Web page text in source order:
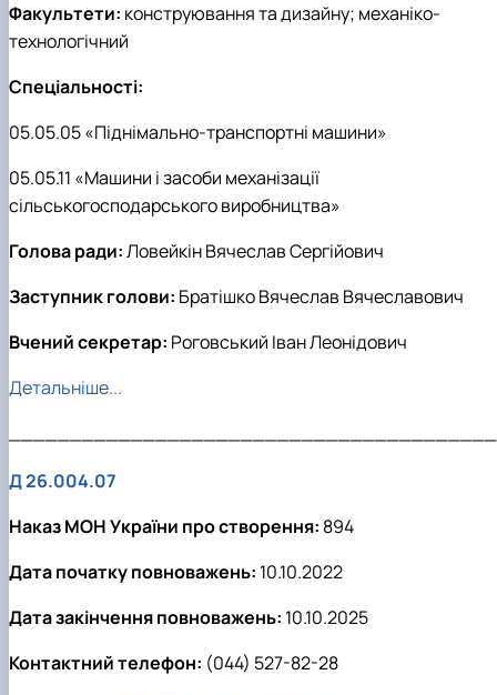
Факультети: конструювання та дизайну; механіко-
технологічний
Спеціальності:
05.05.05 «Піднімально-транспортні машини»
05.05.11 «Машини і засоби механізації
сільськогосподарського виробництва»
Голова ради:Ловейкін Вячеслав Сергійович
Заступник голови: Братішко Вячеслав Вячеславович
Вчений секретар: Роговський Іван Леонідович
Детальніше...
Д 26.004.07
Наказ МОН України про створення: 894
Дата початку повноважень: 10.10.2022
Дата закінчення повноважень: 10.10.2025
Контактний телефон: (044) 527-82-28